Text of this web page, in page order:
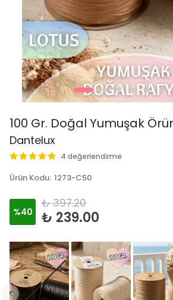
100 Gr. Doğal Yumuşak
Dantelux
4 değerlendirme
Ürün Kodu: 1273-C50
%40
₺ 397.20
₺ 239.00